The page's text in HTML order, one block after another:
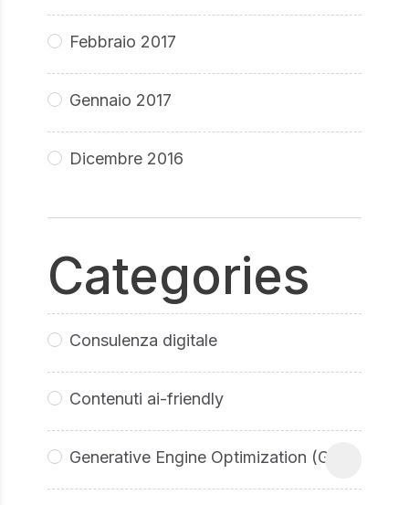
Febbraio 2017
Gennaio 2017
Dicembre 2016
Categories
Consulenza digitale
Contenuti ai-friendly
Generative Engine Optimization (GEO